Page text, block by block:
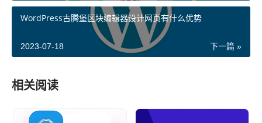
WordPress古腾堡区块编辑器设计网页有什么优势
下一篇 »
2023-07-18
相关阅读